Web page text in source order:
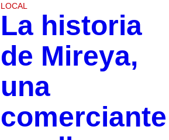
LOCAL
La historia
de Mireya,
una
comerciante